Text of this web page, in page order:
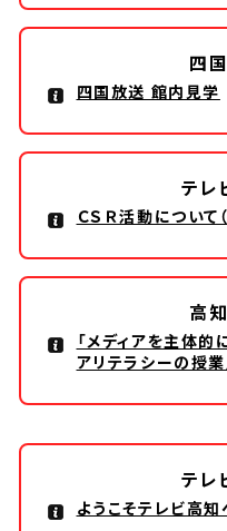
四
四国放送 館内見学
テレ
ＣＳＲ活動について
高
「メディアを主体的
アリテラシーの授業
テレ
ようこそテレビ高知